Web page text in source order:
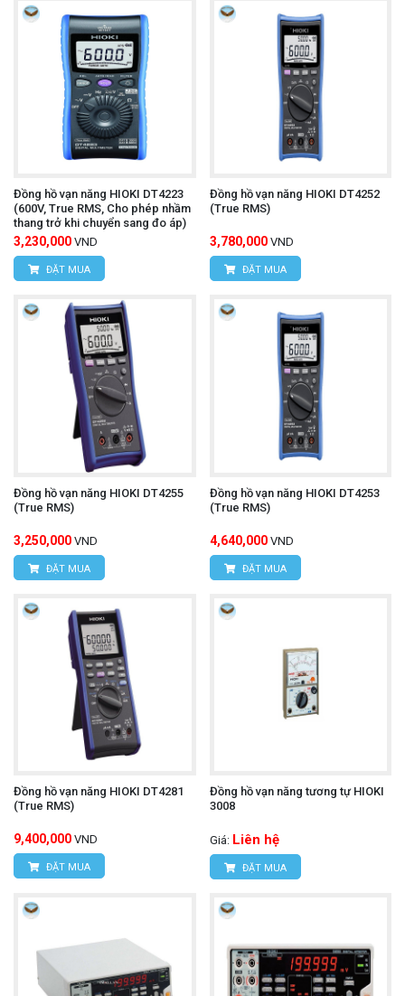
Đồng hồ vạn năng HIOKI DT4223
(600V, True RMS, Cho phép nhầm
thang trở khi chuyển sang đo áp)
3,230,000 VND
ĐẶT MUA
Đồng hồ vạn năng HIOKI DT4252
(True RMS)
3,780,000 VND
ĐẶT MUA
Đồng hồ vạn năng HIOKI DT4255
(True RMS)
3,250,000 VND
ĐẶT MUA
Đồng hồ vạn năng HIOKI DT4253
(True RMS)
4,640,000 VND
ĐẶT MUA
Đồng hồ vạn năng HIOKI DT4281
(True RMS)
9,400,000 VND
ĐẶT MUA
Đồng hồ vạn năng tương tự HIOKI
3008
Giá: Liên hệ
ĐẶT MUA